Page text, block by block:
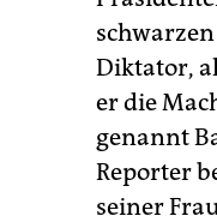
Diktator,
er die
genannt
Reporter
seiner